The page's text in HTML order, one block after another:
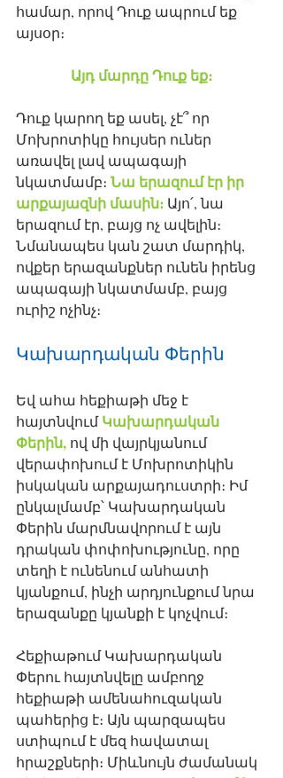
համար, որով Դուք ապրում եք
այսօր։
Այդ մարդը Դուք եք։
Դուք կարող եք ասել, չէ՞ որ
Մոխրոտիկը հույսեր ուներ
առավել լավ ապագայի
նկատմամբ։ Նա երազում էր իր
արքայազնի մասին։ Այո՛, նա
երազում էր, բայց ոչ ավելին։
Նմանապես կան շատ մարդիկ,
ովքեր երազանքներ ունեն իրենց
ապագայի նկատմամբ, բայց
ուրիշ ոչինչ։
Կախարդական Փերին
Եվ ահա հեքիաթի մեջ է
հայտնվում Կախարդական
Փերին, ով մի վայրկյանում
վերափոխում է Մոխրոտիկին
իսկական արքայադուստրի։ Իմ
ընկալմամբ՝ Կախարդական
Փերին մարմնավորում է այն
դրական փոփոխությունը, որը
տեղի է ունենում անհատի
կյանքում, ինչի արդյունքում նրա
երազանքը կյանքի է կոչվում։
Հեքիաթում Կախարդական
Փերու հայտնվելը ամբողջ
հեքիաթի ամենահուզական
պահերից է։ Այն պարզապես
ստիպում է մեզ հավատալ
հրաշքների։ Միևնույն ժամանակ